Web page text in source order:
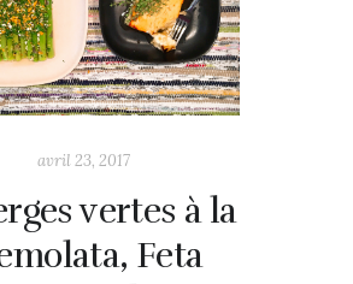
avril 23, 2017
vertes à la
Feta